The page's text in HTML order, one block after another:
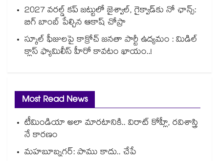
2027 వరల్డ్ కప్‎ జట్టులో జైశ్వాల్, గైక్వాడ్‎కు నో ఛాన్స్:
బిగ్ బాంబ్ పేల్చిన ఆకాష్ చోప్రా
స్కూల్ ఫీజులపై కాక్రోచ్ జనతా పార్టీ ఉద్యమం : మిడిల్
క్లాస్ ఫ్యామిలీస్ హీరో కావటం ఖాయం..!
Most Read News
టీమిండియా అలా మారటానికి.. విరాట్ కోహ్లీ, రవిశాస్త్రి
నే కారణం
మహబూబ్నగర్: పాము కాదు.. చేపే